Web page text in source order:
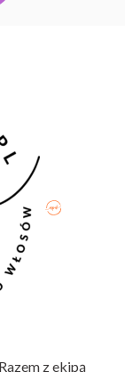
z ekipą